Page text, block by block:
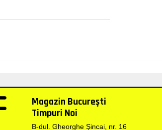
Magazin Bucureşti
Timpuri Noi
B-dul. Gheorghe Şincai, nr. 16